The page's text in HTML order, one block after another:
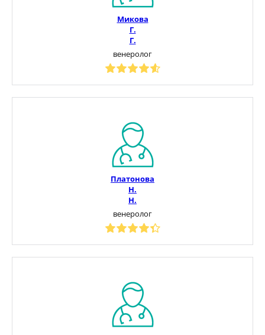
Микова
Г.
Г.
венеролог
Платонова
Н.
Н.
венеролог